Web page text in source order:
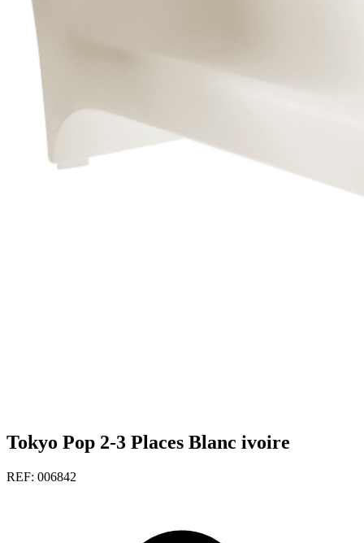
Tokyo Pop 2-3 Places Blanc ivoire
REF: 006842